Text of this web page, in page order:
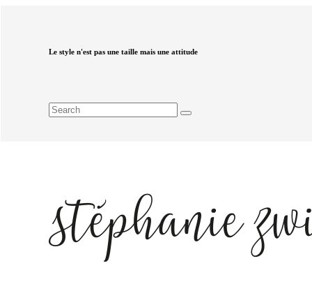
Le style n'est pas une taille mais une attitude